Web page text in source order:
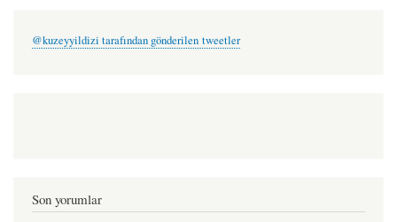
@kuzeyyildizi tarafından gönderilen tweetler
Son yorumlar